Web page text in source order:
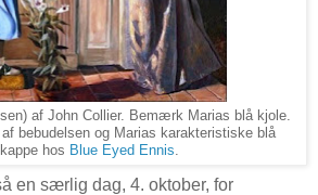
af John Collier. Bemærk Marias blå kjole.
bebudelsen og Marias karakteristiske blå
hos Blue Eyed Ennis
en særlig dag, 4. oktober, for